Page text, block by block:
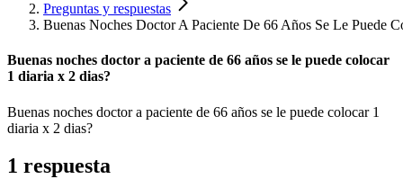
Preguntas y respuestas
Buenas Noches Doctor A Paciente De 66 Años Se Le Puede
Buenas noches doctor a paciente de 66 años se le puede colocar
1 diaria x 2 dias?
Buenas noches doctor a paciente de 66 años se le puede colocar 1
diaria x 2 dias?
1 respuesta